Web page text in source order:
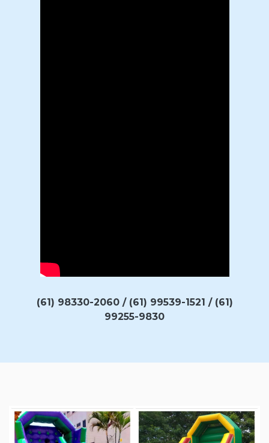
(61) 98330-2060 / (61) 99539-1521 / (61)
99255-9830